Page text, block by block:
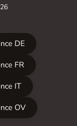
DE
FR
IT
OV